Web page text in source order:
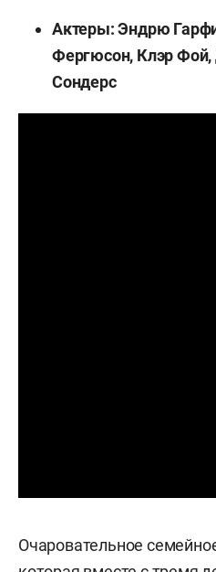
Актеры: Эндрю
Фергюсон, Клэр
Сондерс
Очаровательное